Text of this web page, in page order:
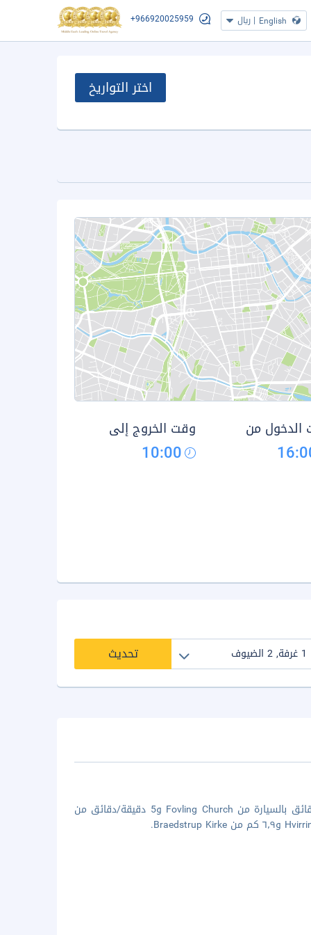
English
| ريال +966920025959
اختر التواريخ
الدخول من وقت الخروج إلى
10:00
تحديث
إن موقع إقامة منزل العطلات هذه في برادستروب يضعك على بُعد 4 دقيقة/دقائق بالسيارة من Fovling Church و5 دقيقة/دقائق من